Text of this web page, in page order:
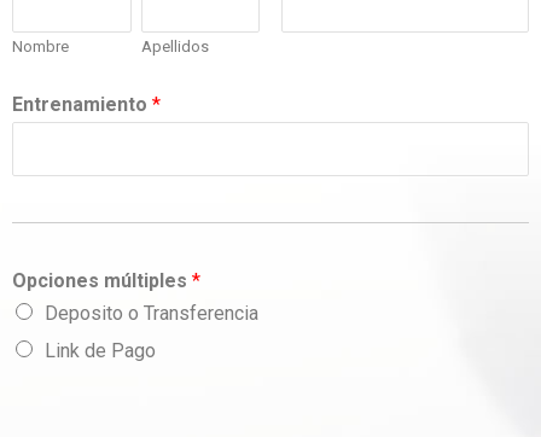
Nombre Apellidos
Entrenamiento *
Opciones múltiples *
Deposito o Transferencia
Link de Pago